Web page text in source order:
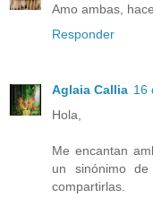
Amo ambas,
Responder
Aglaia Callia 16
Hola,
Me encantan
un sinónimo
compartirlas.